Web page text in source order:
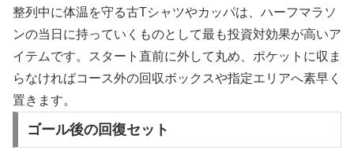
整列中に体温を守る古Tシャツやカッパは、ハーフマラソ
ンの当日に持っていくものとして最も投資対効果が高いア
イテムです。スタート直前に外して丸め、ポケットに収ま
らなければコース外の回収ボックスや指定エリアへ素早く
置きます。
ゴール後の回復セット